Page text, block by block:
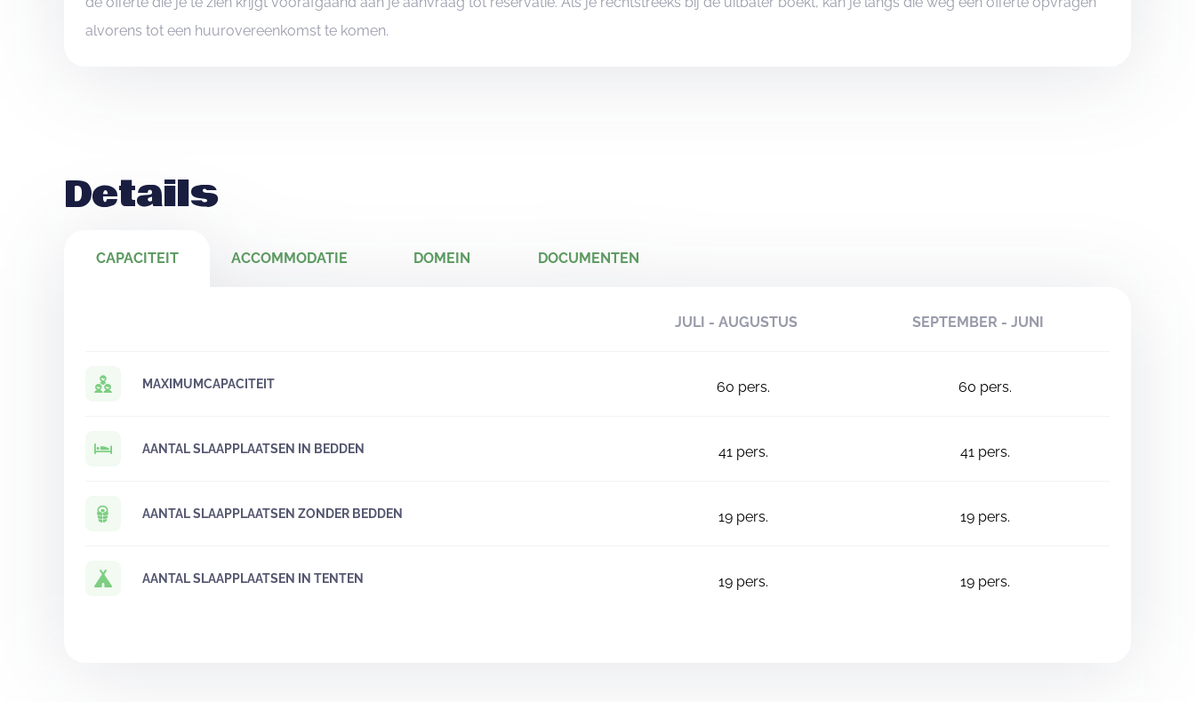
alvorens tot een huurovereenkomst te komen.
Details
CAPACITEIT ACCOMMODATIE DOMEIN DOCUMENTEN
JULI - AUGUSTUS SEPTEMBER - JUNI
MAXIMUMCAPACITEIT 60 pers. 60 pers.
AANTAL SLAAPPLAATSEN IN BEDDEN 41 pers. 41pers.
AANTAL SLAAPPLAATSEN ZONDER BEDDEN 19 pers. 19pers.
AANTAL SLAAPPLAATSEN IN TENTEN 19 pers. 19pers.